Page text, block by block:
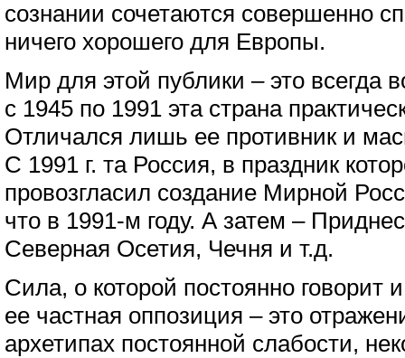
сознании сочетаются совершенно
ничего хорошего для Европы.
Мир для этой публики – это всегда
с 1945 по 1991 эта страна
Отличался лишь ее противник и
С 1991 г. та Россия, в праздник
провозгласил создание Мирной
что в 1991-м году. А затем –
Северная Осетия, Чечня и т.д.
Сила, о которой постоянно говорит
ее частная оппозиция – это
архетипах постоянной слабости,